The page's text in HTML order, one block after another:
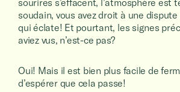
sourires s’effacent, l’atmosphère est
soudain, vous avez droit à une
qui éclate! Et pourtant, les signes
aviez vus, n’est-ce pas?
Oui! Mais il est bien plus facile de
d’espérer que cela passe!